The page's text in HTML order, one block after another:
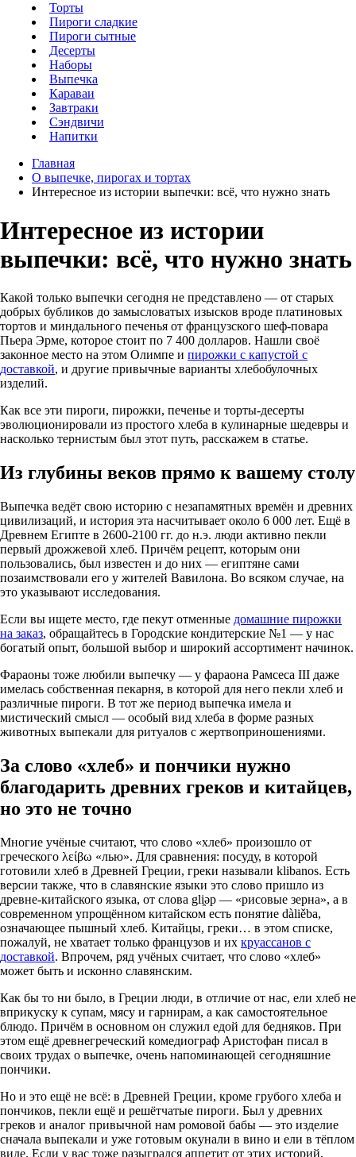
Торты
Пироги сладкие
Пироги сытные
Десерты
Наборы
Выпечка
Караваи
Завтраки
Сэндвичи
Напитки
Главная
О выпечке, пирогах и тортах
Интересное из истории выпечки: всё, что нужно знать
Интересное из истории
выпечки: всё, что нужно знать
Какой только выпечки сегодня не представлено — от старых
добрых бубликов до замысловатых изысков вроде платиновых
тортов и миндального печенья от французского шеф-повара
Пьера Эрме, которое стоит по 7 400 долларов. Нашли своё
законное место на этом Олимпе и пирожки с капустой с
доставкой, и другие привычные варианты хлебобулочных
изделий.
Как все эти пироги, пирожки, печенье и торты-десерты
эволюционировали из простого хлеба в кулинарные шедевры и
насколько тернистым был этот путь, расскажем в статье.
Из глубины веков прямо к вашему столу
Выпечка ведёт свою историю с незапамятных времён и древних
цивилизаций, и история эта насчитывает около 6 000 лет. Ещё в
Древнем Египте в 2600-2100 гг. до н.э. люди активно пекли
первый дрожжевой хлеб. Причём рецепт, которым они
пользовались, был известен и до них — египтяне сами
позаимствовали его у жителей Вавилона. Во всяком случае, на
это указывают исследования.
Если вы ищете место, где пекут отменные домашние пирожки
на заказ, обращайтесь в Городские кондитерские №1 — у нас
богатый опыт, большой выбор и широкий ассортимент начинок.
Фараоны тоже любили выпечку — у фараона Рамсеса III даже
имелась собственная пекарня, в которой для него пекли хлеб и
различные пироги. В тот же период выпечка имела и
мистический смысл — особый вид хлеба в форме разных
животных выпекали для ритуалов с жертвоприношениями.
За слово «хлеб» и пончики нужно
благодарить древних греков и китайцев,
но это не точно
Многие учёные считают, что слово «хлеб» произошло от
греческого λείβω «лью». Для сравнения: посуду, в которой
готовили хлеб в Древней Греции, греки называли klibanos. Есть
версии также, что в славянские языки это слово пришло из
древне-китайского языка, от слова gli̯ǝр — «рисовые зерна», а в
современном упрощённом китайском есть понятие dàliěba,
означающее пышный хлеб. Китайцы, греки… в этом списке,
пожалуй, не хватает только французов и их круассанов с
доставкой. Впрочем, ряд учёных считает, что слово «хлеб»
может быть и исконно славянским.
Как бы то ни было, в Греции люди, в отличие от нас, ели хлеб не
вприкуску к супам, мясу и гарнирам, а как самостоятельное
блюдо. Причём в основном он служил едой для бедняков. При
этом ещё древнегреческий комедиограф Аристофан писал в
своих трудах о выпечке, очень напоминающей сегодняшние
пончики.
Но и это ещё не всё: в Древней Греции, кроме грубого хлеба и
пончиков, пекли ещё и решётчатые пироги. Был у древних
греков и аналог привычной нам ромовой бабы — это изделие
сначала выпекали и уже готовым окунали в вино и ели в тёплом
виде. Если у вас тоже разыгрался аппетит от этих историй,